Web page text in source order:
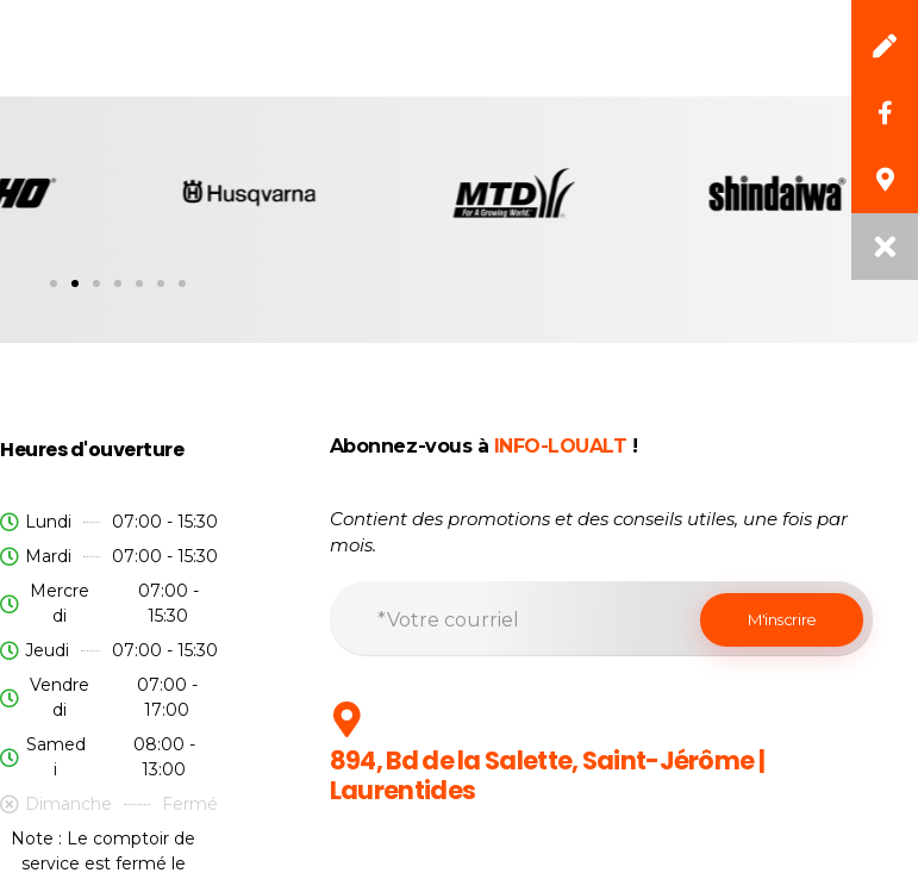
Heures d'ouverture
Lundi
07:00 - 15:30
Mardi
07:00 - 15:30
Mercre
di
07:00 -
15:30
Jeudi
07:00 - 15:30
Vendre
di
07:00 -
17:00
Samed
i
08:00 -
13:00
Dimanche
Fermé
Note : Le comptoir de
service est fermé le
Abonnez-vous à INFO-LOUALT !
Contient des promotions et des conseils utiles, une fois par
mois.
894, Bd de la Salette, Saint-Jérôme |
Laurentides